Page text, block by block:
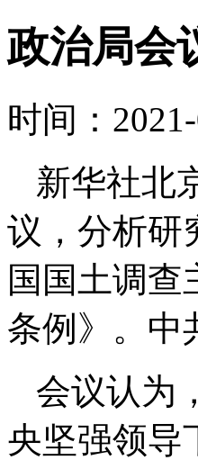
政治局会
时间：
新华社北
议，分析研
国国土调查
条例》。中
会议认为
央坚强领导